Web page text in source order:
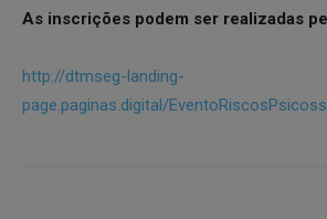
As inscrições podem ser realizadas
http://dtmseg-landing-
page.paginas.digital/